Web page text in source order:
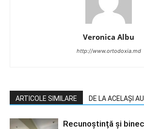
Veronica Albu
http://www.ortodoxia.md
ARTICOLE SIMILARE DE LA ACELAȘI
Recunoștință și